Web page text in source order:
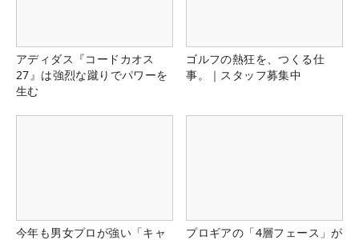
アディダス『コードカオス
27』は強烈な蹴りでパワーを
生む
ゴルフの熱狂を、つくる仕
事。｜スタッフ募集中
今年も男女プロが強い「キャ
プロギアの「4層フェース」が